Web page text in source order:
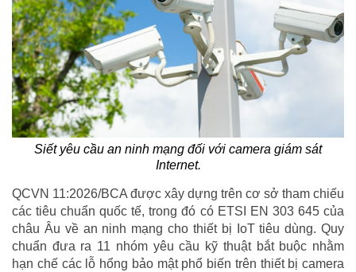
Siết yêu cầu an ninh mạng đối với camera giám sát
Internet.
QCVN 11:2026/BCA được xây dựng trên cơ sở tham chiếu
các tiêu chuẩn quốc tế, trong đó có ETSI EN 303 645 của
châu Âu về an ninh mạng cho thiết bị IoT tiêu dùng. Quy
chuẩn đưa ra 11 nhóm yêu cầu kỹ thuật bắt buộc nhằm
hạn chế các lỗ hổng bảo mật phổ biến trên thiết bị camera